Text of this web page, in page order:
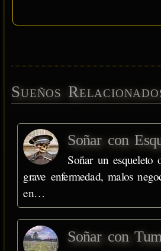
Sueños
Soñar con
Soñar un esqueleto
grave enfermedad, malos
en…
Soñar con